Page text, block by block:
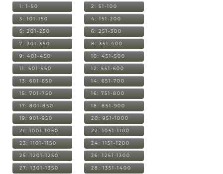
1: 1-50 2: 51-100
3: 101-150 4: 151-200
5: 201-250 6: 251-300
7: 301-350 8: 351-400
9: 401-450 10: 451-500
11: 501-550 12: 551-600
13: 601-650 14: 651-700
15: 701-750 16: 751-800
17: 801-850 18: 851-900
19: 901-950 20: 951-1000
21: 1001-1050 22: 1051-1100
23: 1101-1150 24: 1151-1200
25: 1201-1250 26: 1251-1300
27: 1301-1350 28: 1351-1400